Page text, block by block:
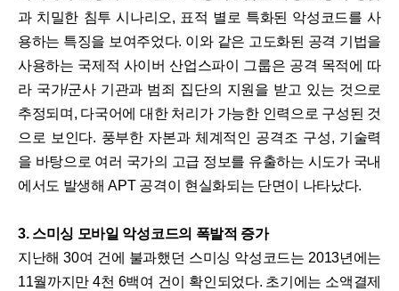
과 치밀한 침투 시나리오, 표적 별로 특화된 악성코드를 사
용하는 특징을 보여주었다. 이와 같은 고도화된 공격 기법을
사용하는 국제적 사이버 산업스파이 그룹은 공격 목적에 따
라 국가/군사 기관과 범죄 집단의 지원을 받고 있는 것으로
추정되며, 다국어에 대한 처리가 가능한 인력으로 구성된 것
으로 보인다. 풍부한 자본과 체계적인 공격조 구성, 기술력
을 바탕으로 여러 국가의 고급 정보를 유출하는 시도가 국내
에서도 발생해 APT 공격이 현실화되는 단면이 나타났다.
3. 스미싱 모바일 악성코드의 폭발적 증가
지난해 30여 건에 불과했던 스미싱 악성코드는 2013년에는
11월까지만 4천 6백여 건이 확인되었다. 초기에는 소액결제